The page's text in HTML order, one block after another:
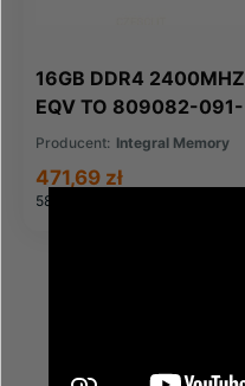
16GB DDR4 2400MHZ
EQV TO 809082-091-
IN FOR HP COMPAQ
Producent: Integral Memory
580,18 zł
471,69 zł